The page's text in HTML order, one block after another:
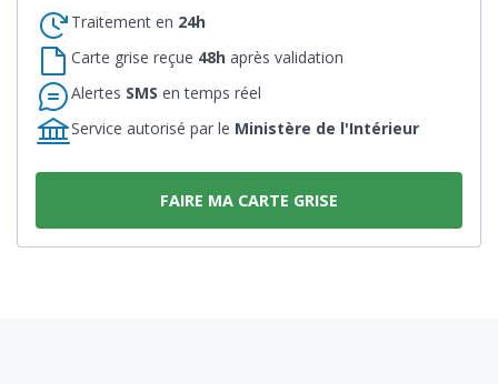
Traitement en 24h
Carte grise reçue 48h après validation
Alertes SMS en temps réel
Service autorisé par le Ministère de l'Intérieur
FAIRE MA CARTE GRISE